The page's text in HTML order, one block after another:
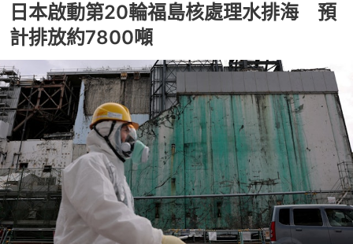
日本啟動第20輪福島核處理水排海 預
計排放約7800噸